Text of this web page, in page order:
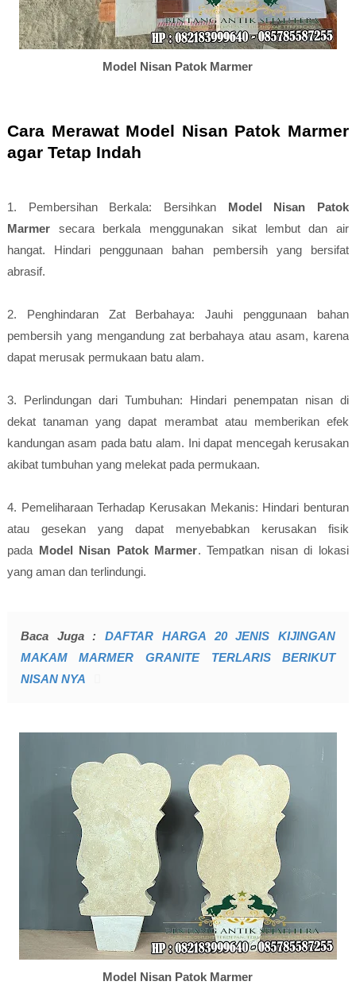
Model Nisan Patok Marmer
Cara Merawat Model Nisan Patok Marmer
agar Tetap Indah
1. Pembersihan Berkala: Bersihkan Model Nisan Patok
Marmersecara berkala menggunakan sikat lembut dan air
hangat. Hindari penggunaan bahan pembersih yang bersifat
abrasif.
2. Penghindaran Zat Berbahaya: Jauhi penggunaan bahan
pembersih yang mengandung zat berbahaya atau asam, karena
dapat merusak permukaan batu alam.
3. Perlindungan dari Tumbuhan: Hindari penempatan nisan di
dekat tanaman yang dapat merambat atau memberikan efek
kandungan asam pada batu alam. Ini dapat mencegah kerusakan
akibat tumbuhan yang melekat pada permukaan.
4. Pemeliharaan Terhadap Kerusakan Mekanis: Hindari benturan
atau gesekan yang dapat menyebabkan kerusakan fisik
pada Model Nisan Patok Marmer. Tempatkan nisan di lokasi
yang aman dan terlindungi.
Baca Juga :DAFTAR HARGA 20 JENIS KIJINGAN
MAKAM MARMER GRANITE TERLARIS BERIKUT
NISAN NYA
Model Nisan Patok Marmer